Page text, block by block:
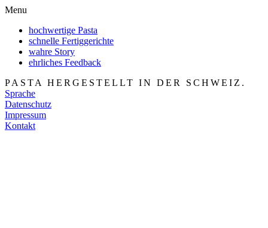
Menu
hochwertige Pasta
schnelle Fertiggerichte
wahre Story
ehrliches Feedback
PASTA HERGESTELLT IN DER SCHWEIZ.
Sprache
Datenschutz
Impressum
Kontakt